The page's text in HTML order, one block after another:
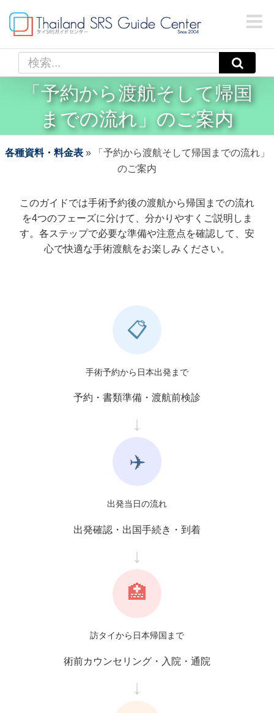
content
索
「予約から渡航そして帰国
までの流れ」のご案内
各種資料・料金表»
「予約から渡航そして帰国までの流れ」
のご案内
このガイドでは手術予約後の渡航から帰国までの流れ
を4つのフェーズに分けて、分かりやすくご説明しま
す。各ステップで必要な準備や注意点を確認して、安
心で快適な手術渡航をお楽しみください。
📋
手術予約から日本出発まで
予約・書類準備・渡航前検診
✈️
出発当日の流れ
出発確認・出国手続き・到着
🏥
訪タイから日本帰国まで
術前カウンセリング・入院・通院